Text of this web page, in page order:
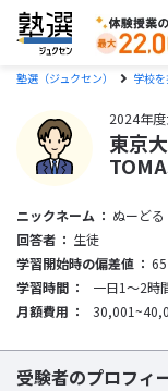
塾選（ジュクセン） 学校
2024年
東京
ニックネーム
ぬーどる
回答者
生徒
学習開始時の偏差値
65
学習時間
一日1〜2時
月額費用
受験者のプロフィ